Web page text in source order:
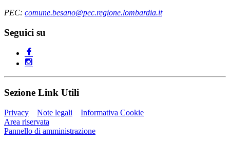
PEC: comune.besano@pec.regione.lombardia.it
Seguici su
Sezione Link Utili
Privacy Note legali
Informativa Cookie
Area riservata
Pannello di amministrazione